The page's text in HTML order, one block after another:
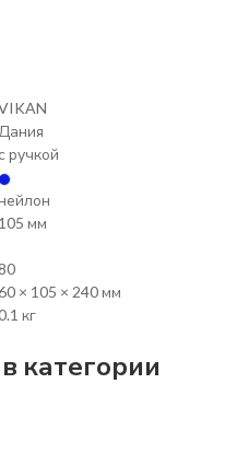
Дания
с ручкой
105 мм
× 105 × 240 мм
кг
категории